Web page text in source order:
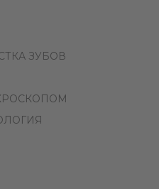
ЗУБОВ